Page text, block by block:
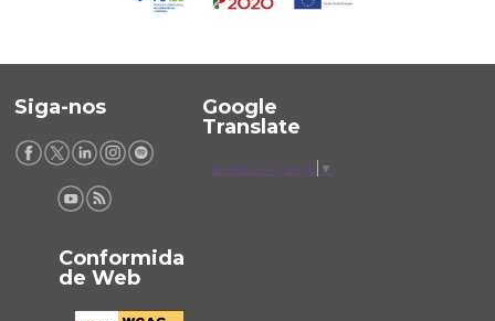
Siga-nos
Google
Translate
Select Language ▼
Conformida
de Web